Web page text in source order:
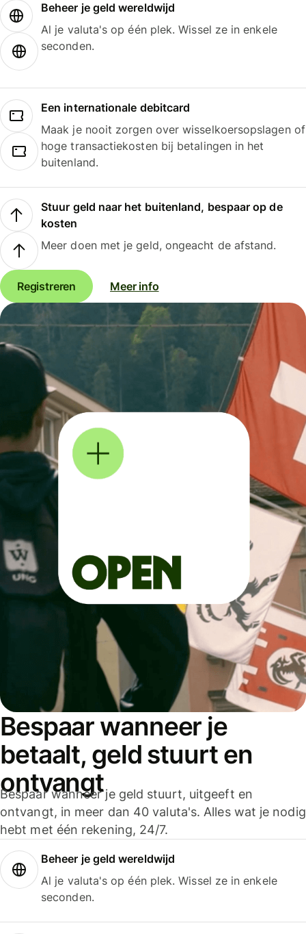
Beheer je geld wereldwijd
Al je valuta's op één plek. Wissel ze in enkele
seconden.
Een internationale debitcard
Maak je nooit zorgen over wisselkoersopslagen of
hoge transactiekosten bij betalingen in het
buitenland.
Stuur geld naar het buitenland, bespaar op de
kosten
Meer doen met je geld, ongeacht de afstand.
Registreren Meer info
Bespaar wanneer je
betaalt, geld stuurt en
ontvangt
Bespaar wanneer je geld stuurt, uitgeeft en
ontvangt, in meer dan 40 valuta's. Alles wat je nodig
hebt met één rekening, 24/7.
Beheer je geld wereldwijd
Al je valuta's op één plek. Wissel ze in enkele
seconden.